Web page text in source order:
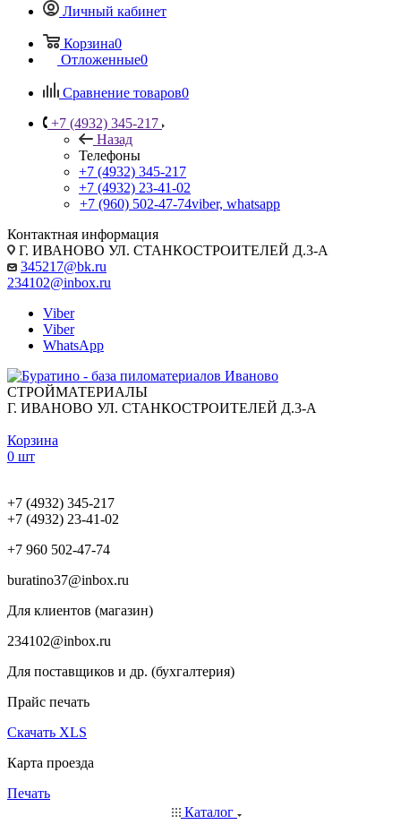
Личный кабинет
Корзина0
Отложенные0
Сравнение товаров0
+7 (4932) 345-217
Назад
Телефоны
+7 (4932) 345-217
+7 (4932) 23-41-02
+7 (960) 502-47-74viber, whatsapp
Контактная информация
Г. ИВАНОВО УЛ. СТАНКОСТРОИТЕЛЕЙ Д.3-А
345217@bk.ru
234102@inbox.ru
Viber
Viber
WhatsApp
СТРОЙМАТЕРИАЛЫ
Г. ИВАНОВО УЛ. СТАНКОСТРОИТЕЛЕЙ Д.3-А
Корзина
0 шт
+7 (4932) 345-217
+7 (4932) 23-41-02
+7 960 502-47-74
buratino37@inbox.ru
Для клиентов (магазин)
234102@inbox.ru
Для поставщиков и др. (бухгалтерия)
Прайс печать
Скачать XLS
Карта проезда
Печать
Каталог